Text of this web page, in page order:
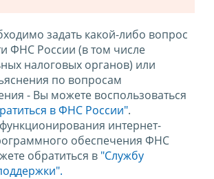
задать какой-либо вопрос
ФНС России (в том числе
налоговых органов) или
по вопросам
- Вы можете воспользоваться
в ФНС России".
интернет-
обеспечения ФНС
обратиться в "Службу